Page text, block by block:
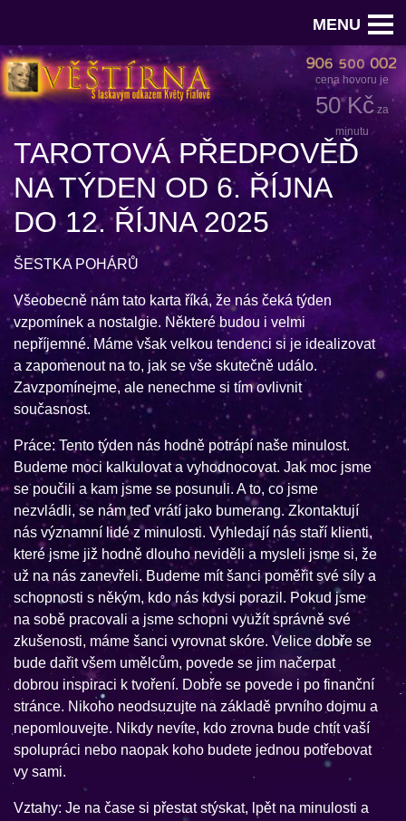
MENU
cena hovoru je
50 Kč za
minutu
TAROTOVÁ PŘEDPOVĚĎ
NA TÝDEN OD 6. ŘÍJNA
DO 12. ŘÍJNA 2025
ŠESTKA POHÁRŮ
Všeobecně nám tato karta říká, že nás čeká týden
vzpomínek a nostalgie. Některé budou i velmi
nepříjemné. Máme však velkou tendenci si je idealizovat
a zapomenout na to, jak se vše skutečně událo.
Zavzpomínejme, ale nenechme si tím ovlivnit
současnost.
Práce: Tento týden nás hodně potrápí naše minulost.
Budeme moci kalkulovat a vyhodnocovat. Jak moc jsme
se poučili a kam jsme se posunuli. A to, co jsme
nezvládli, se nám teď vrátí jako bumerang. Zkontaktují
nás významní lidé z minulosti. Vyhledají nás staří klienti,
které jsme již hodně dlouho neviděli a mysleli jsme si, že
už na nás zanevřeli. Budeme mít šanci poměřit své síly a
schopnosti s někým, kdo nás kdysi porazil. Pokud jsme
na sobě pracovali a jsme schopni využít správně své
zkušenosti, máme šanci vyrovnat skóre. Velice dobře se
bude dařit všem umělcům, povede se jim načerpat
dobrou inspiraci k tvoření. Dobře se povede i po finanční
stránce. Nikoho neodsuzujte na základě prvního dojmu a
nepomlouvejte. Nikdy nevíte, kdo zrovna bude chtít vaší
spolupráci nebo naopak koho budete jednou potřebovat
vy sami.
Vztahy: Je na čase si přestat stýskat, lpět na minulosti a